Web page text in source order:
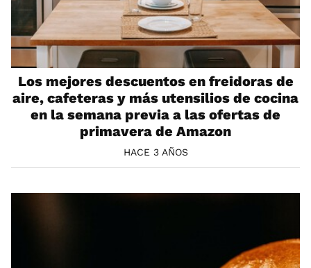
Los mejores descuentos en freidoras de
aire, cafeteras y más utensilios de cocina
en la semana previa a las ofertas de
primavera de Amazon
HACE 3 AÑOS